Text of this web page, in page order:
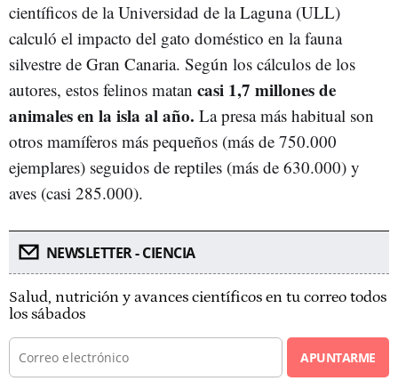
científicos de la Universidad de la Laguna (ULL)
calculó el impacto del gato doméstico en la fauna
silvestre de Gran Canaria. Según los cálculos de los
autores, estos felinos matan casi 1,7 millones de
animales en la isla al año. La presa más habitual son
otros mamíferos más pequeños (más de 750.000
ejemplares) seguidos de reptiles (más de 630.000) y
aves (casi 285.000).
NEWSLETTER - CIENCIA
Salud, nutrición y avances científicos en tu correo todos
los sábados
APUNTARME